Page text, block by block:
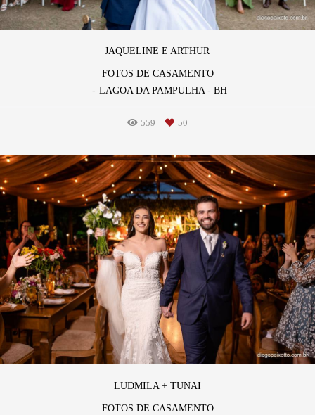
JAQUELINE E ARTHUR
FOTOS DE CASAMENTO
LAGOA DA PAMPULHA - BH
559 50
LUDMILA + TUNAI
FOTOS DE CASAMENTO